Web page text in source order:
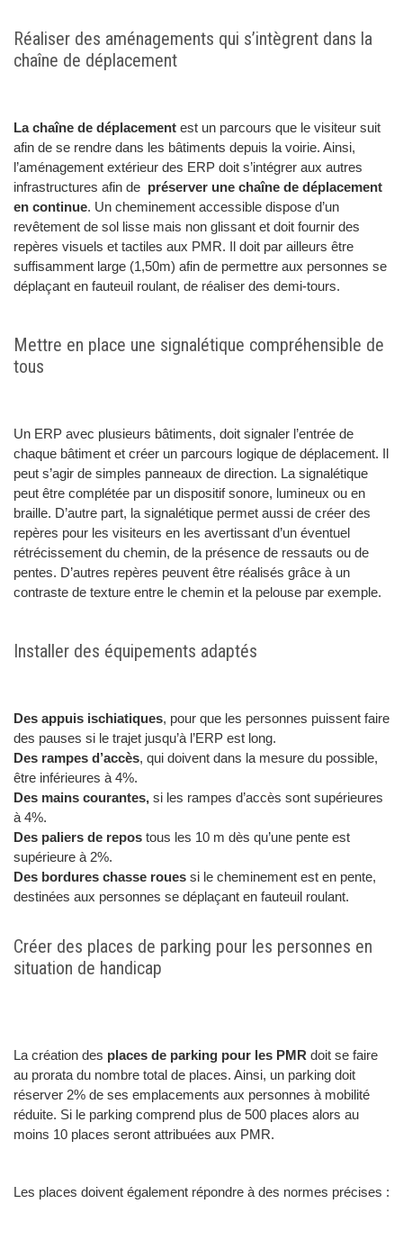
Réaliser des aménagements qui s’intègrent dans la
chaîne de déplacement
La chaîne de déplacement est un parcours que le visiteur suit
afin de se rendre dans les bâtiments depuis la voirie. Ainsi,
l’aménagement extérieur des ERP doit s’intégrer aux autres
infrastructures afin de préserver une chaîne de déplacement
en continue. Un cheminement accessible dispose d’un
revêtement de sol lisse mais non glissant et doit fournir des
repères visuels et tactiles aux PMR. Il doit par ailleurs être
suffisamment large (1,50m) afin de permettre aux personnes se
déplaçant en fauteuil roulant, de réaliser des demi-tours.
Mettre en place une signalétique compréhensible de
tous
Un ERP avec plusieurs bâtiments, doit signaler l’entrée de
chaque bâtiment et créer un parcours logique de déplacement. Il
peut s’agir de simples panneaux de direction. La signalétique
peut être complétée par un dispositif sonore, lumineux ou en
braille. D’autre part, la signalétique permet aussi de créer des
repères pour les visiteurs en les avertissant d’un éventuel
rétrécissement du chemin, de la présence de ressauts ou de
pentes. D’autres repères peuvent être réalisés grâce à un
contraste de texture entre le chemin et la pelouse par exemple.
Installer des équipements adaptés
Des appuis ischiatiques, pour que les personnes puissent faire
des pauses si le trajet jusqu’à l’ERP est long.
Des rampes d’accès, qui doivent dans la mesure du possible,
être inférieures à 4%.
Des mains courantes, si les rampes d’accès sont supérieures
à 4%.
Des paliers de repos tous les 10 m dès qu’une pente est
supérieure à 2%.
Des bordures chasse roues si le cheminement est en pente,
destinées aux personnes se déplaçant en fauteuil roulant.
Créer des places de parking pour les personnes en
situation de handicap
La création des places de parking pour les PMR doit se faire
au prorata du nombre total de places. Ainsi, un parking doit
réserver 2% de ses emplacements aux personnes à mobilité
réduite. Si le parking comprend plus de 500 places alors au
moins 10 places seront attribuées aux PMR.
Les places doivent également répondre à des normes précises :